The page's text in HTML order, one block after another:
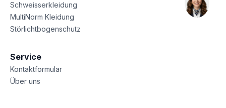
Schweisserkleidung
MultiNorm Kleidung
Störlichtbogenschutz
Service
Kontaktformular
Über uns